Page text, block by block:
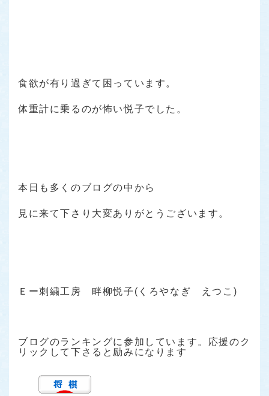
食欲が有り過ぎて困っています。
体重計に乗るのが怖い悦子でした。
本日も多くのブログの中から
見に来て下さり大変ありがとうございます。
Ｅー刺繍工房 畔柳悦子(くろやなぎ えつこ)
ブログのランキングに参加しています。応援のク
リックして下さると励みになります